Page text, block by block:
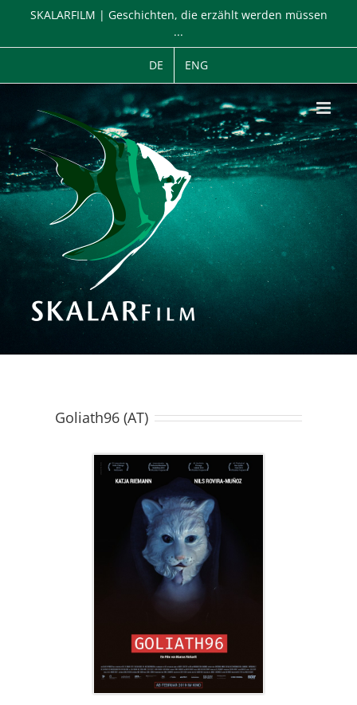
SKALARFILM | Geschichten, die erzählt werden müssen
...
DE ENG
Goliath96 (AT)